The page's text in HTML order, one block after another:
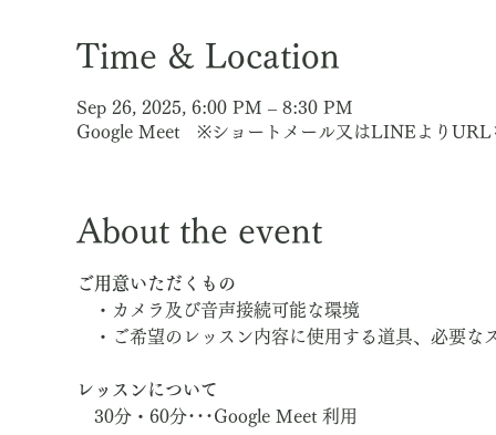
Time & Location
Sep 26, 2025, 6:00 PM – 8:30 PM
Google Meet ※ショートメール又はLINEよりURL
About the event
ご用意いただくもの
・カメラ及び音声接続可能な環境
・ご希望のレッスン内容に使用する道具、必要な
レッスンについて
30分・60分･･･Google Meet 利用